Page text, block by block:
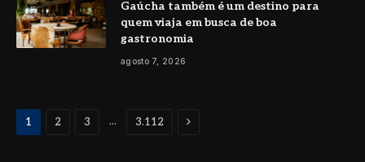
Gaúcha também é um destino para
quem viaja em busca de boa
gastronomia
agosto 7, 2026
1 2 3 ... 3.112 Proximo